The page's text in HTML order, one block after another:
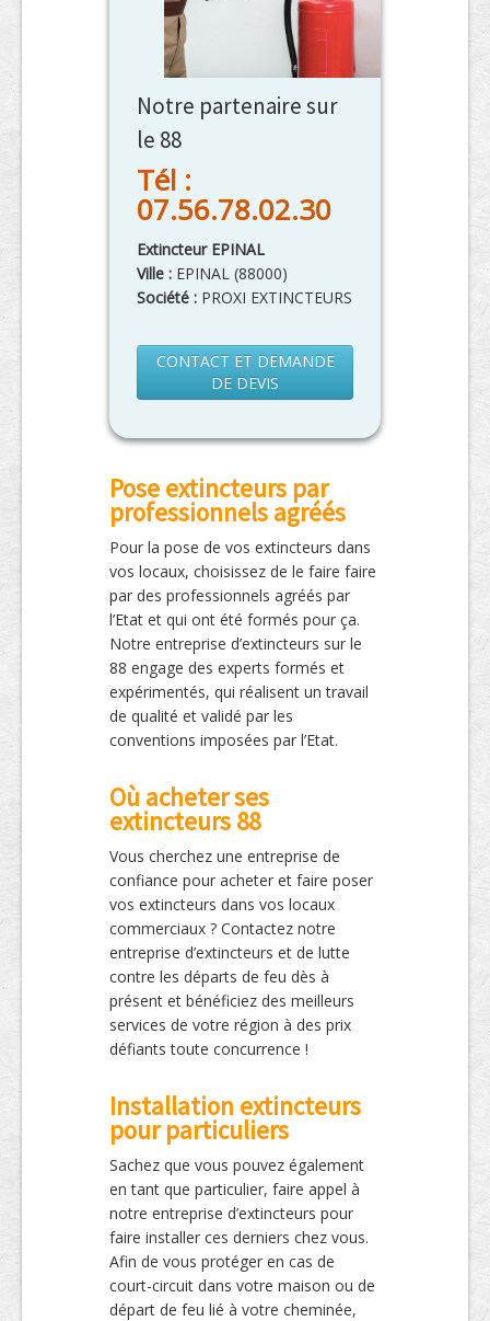
Notre partenaire sur
le 88
Tél :
07.56.78.02.30
Extincteur EPINAL
Ville : EPINAL (88000)
Société : PROXI EXTINCTEURS
CONTACT ET DEMANDE
DE DEVIS
Pose extincteurs par
professionnels agréés
Pour la pose de vos extincteurs dans
vos locaux, choisissez de le faire faire
par des professionnels agréés par
l’Etat et qui ont été formés pour ça.
Notre entreprise d’extincteurs sur le
88 engage des experts formés et
expérimentés, qui réalisent un travail
de qualité et validé par les
conventions imposées par l’Etat.
Où acheter ses
extincteurs 88
Vous cherchez une entreprise de
confiance pour acheter et faire poser
vos extincteurs dans vos locaux
commerciaux ? Contactez notre
entreprise d’extincteurs et de lutte
contre les départs de feu dès à
présent et bénéficiez des meilleurs
services de votre région à des prix
défiants toute concurrence !
Installation extincteurs
pour particuliers
Sachez que vous pouvez également
en tant que particulier, faire appel à
notre entreprise d’extincteurs pour
faire installer ces derniers chez vous.
Afin de vous protéger en cas de
court-circuit dans votre maison ou de
départ de feu lié à votre cheminée,